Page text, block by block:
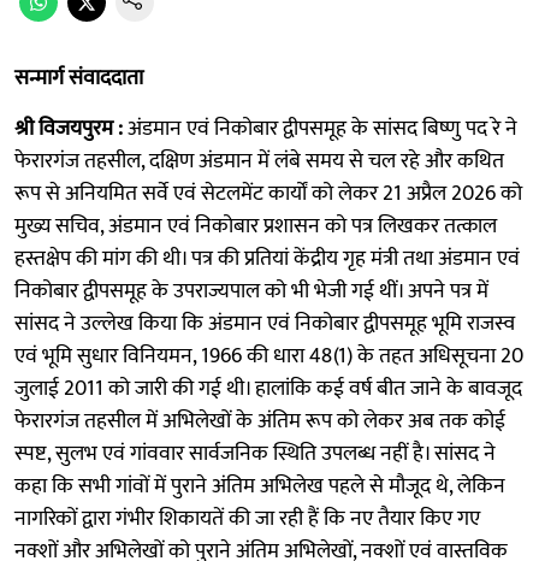
सन्मार्ग संवाददाता
श्री विजयपुरम :अंडमान एवं निकोबार द्वीपसमूह के सांसद बिष्णु पद रे ने
फेरारगंज तहसील, दक्षिण अंडमान में लंबे समय से चल रहे और कथित
रूप से अनियमित सर्वे एवं सेटलमेंट कार्यों को लेकर 21 अप्रैल 2026 को
मुख्य सचिव, अंडमान एवं निकोबार प्रशासन को पत्र लिखकर तत्काल
हस्तक्षेप की मांग की थी। पत्र की प्रतियां केंद्रीय गृह मंत्री तथा अंडमान एवं
निकोबार द्वीपसमूह के उपराज्यपाल को भी भेजी गई थीं। अपने पत्र में
सांसद ने उल्लेख किया कि अंडमान एवं निकोबार द्वीपसमूह भूमि राजस्व
एवं भूमि सुधार विनियमन, 1966 की धारा 48(1) के तहत अधिसूचना 20
जुलाई 2011 को जारी की गई थी। हालांकि कई वर्ष बीत जाने के बावजूद
फेरारगंज तहसील में अभिलेखों के अंतिम रूप को लेकर अब तक कोई
स्पष्ट, सुलभ एवं गांववार सार्वजनिक स्थिति उपलब्ध नहीं है। सांसद ने
कहा कि सभी गांवों में पुराने अंतिम अभिलेख पहले से मौजूद थे, लेकिन
नागरिकों द्वारा गंभीर शिकायतें की जा रही हैं कि नए तैयार किए गए
नक्शों और अभिलेखों को पुराने अंतिम अभिलेखों, नक्शों एवं वास्तविक